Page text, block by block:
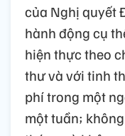
của Nghị quyết
hành động cụ
hiện thực theo
thư và với tinh
phí trong một
một tuần;